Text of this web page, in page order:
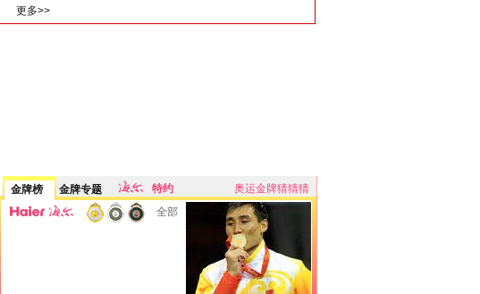
更多>>
金牌榜 金牌专题 特约
奥运金牌猜猜猜
全部